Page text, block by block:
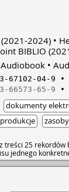
(2021-2024)
BIBLIO
Audiobook
67102-04-9
66573-65-9
dokumenty
treści 25
jednego